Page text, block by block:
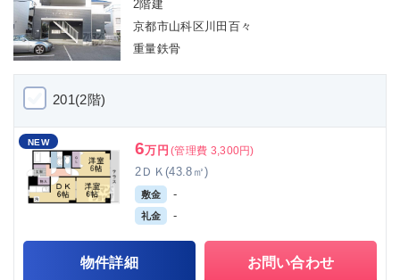
2階建
京都市山科区川田百々
重量鉄骨
201(2階)
NEW 6万円 (管理費 3,300円)
2ＤＫ(43.8㎡)
敷金 -
礼金 -
物件詳細 お問い合わせ